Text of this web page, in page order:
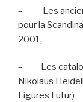
–
Les
pour la
2001,
–
Les
Nikolaus
Figures Futur)